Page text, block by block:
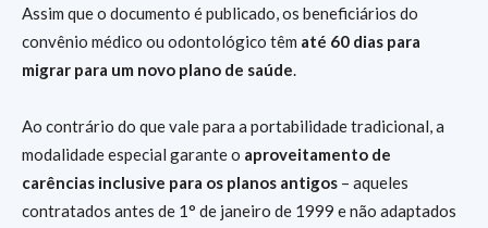
Assim que o documento é publicado, os beneficiários do
convênio médico ou odontológico têm até 60 dias para
migrar para um novo plano de saúde.
Ao contrário do que vale para a portabilidade tradicional, a
modalidade especial garante o aproveitamento de
carências inclusive para os planos antigos – aqueles
contratados antes de 1° de janeiro de 1999 e não adaptados